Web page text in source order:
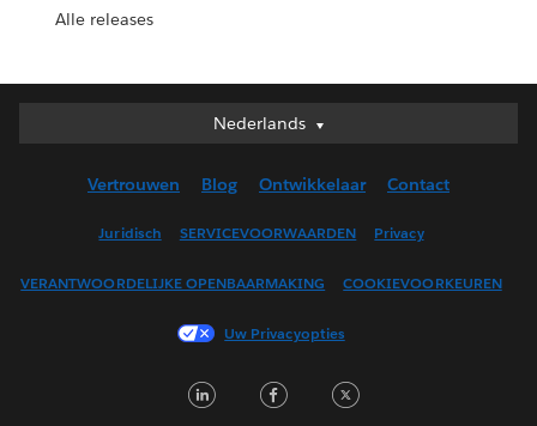
Alle releases
Nederlands
Nederlands
English (UK)
Français (Canada)
Français (France)
日本語
Vertrouwen Blog Ontwikkelaar Contact
Juridisch SERVICEVOORWAARDEN Privacy
VERANTWOORDELIJKE OPENBAARMAKING COOKIEVOORKEUREN
Uw Privacyopties
LinkedInFacebook